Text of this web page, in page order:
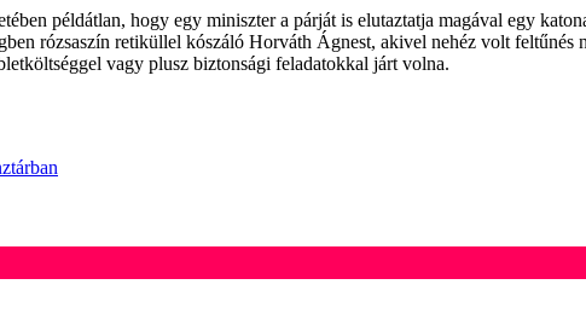
példátlan, hogy egy miniszter a párját is elutaztatja magával egy
rózsaszín retiküllel kószáló Horváth Ágnest, akivel nehéz volt
vagy plusz biztonsági feladatokkal járt volna.